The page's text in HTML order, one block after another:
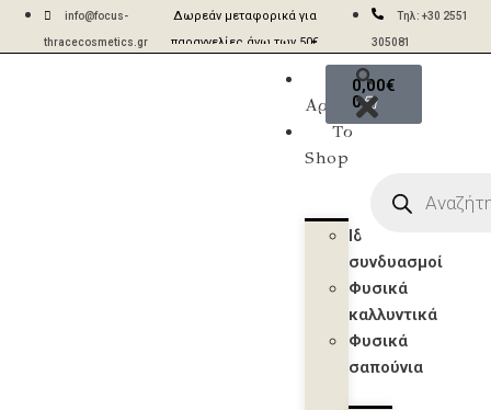
info@focus-
thracecosmetics.gr
Δωρεάν μεταφορικά για
παραγγελίες άνω των 50€
Aποστολές σε 2-5 ημέρες
με ACS & BOX NOW
Τηλ: +30 2551
305081
Αρχική
Το
Shop
Ιδανικοί
συνδυασμοί
Φυσικά
καλλυντικά
Φυσικά
σαπούνια
0,00€
0